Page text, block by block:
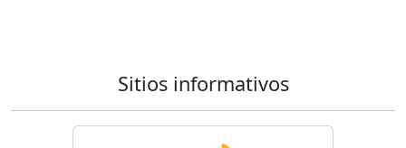
Sitios informativos